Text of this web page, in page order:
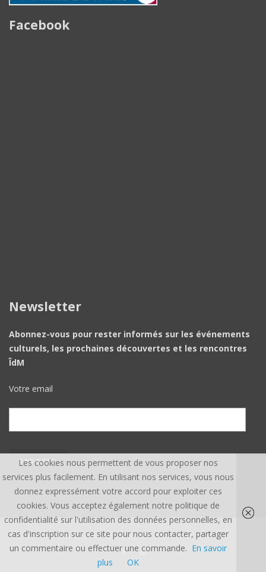
Facebook
Newsletter
Abonnez-vous pour rester informés sur les événements
culturels, les prochaines découvertes et les rencontres
ÎdM
Votre email
ÎLE DU MONDE ©, TOUS DROITS RÉSERVÉS.CREDITS
Les cookies nous permettent de vous proposer nos
services plus facilement. En utilisant nos services, vous nous
donnez expressément votre accord pour exploiter ces
cookies. Vous acceptez également notre politique de
confidentialité sur l'utilisation des données personnelles, en
cas d'inscription sur ce site pour nous contacter, partager
un commentaire ou effectuer une commande. En savoir
plus
OK